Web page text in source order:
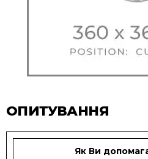
ОПИТУВАННЯ
Як Ви